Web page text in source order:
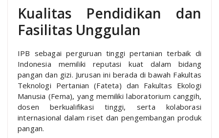
Kualitas Pendidikan dan
Fasilitas Unggulan
IPB sebagai perguruan tinggi pertanian terbaik di
Indonesia memiliki reputasi kuat dalam bidang
pangan dan gizi. Jurusan ini berada di bawah Fakultas
Teknologi Pertanian (Fateta) dan Fakultas Ekologi
Manusia (Fema), yang memiliki laboratorium canggih,
dosen berkualifikasi tinggi, serta kolaborasi
internasional dalam riset dan pengembangan produk
pangan.